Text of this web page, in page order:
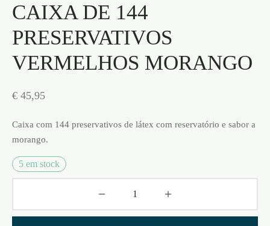
CAIXA DE 144
PRESERVATIVOS
VERMELHOS MORANGO
€ 45,95
Caixa com 144 preservativos de látex com reservatório e sabor a
morango.
5 em stock